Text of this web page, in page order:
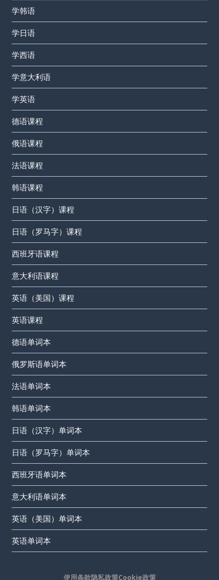
学韩语
学日语
学西语
学意大利语
学英语
德语课程
俄语课程
法语课程
韩语课程
日语（汉字）课程
日语（罗马字）课程
西班牙语课程
意大利语课程
英语（美国）课程
英语课程
德语单词本
俄罗斯语单词本
法语单词本
韩语单词本
日语（汉字）单词本
日语（罗马字）单词本
西班牙语单词本
意大利语单词本
英语（美国）单词本
英语单词本
使用条款隐私政策Cookie政策